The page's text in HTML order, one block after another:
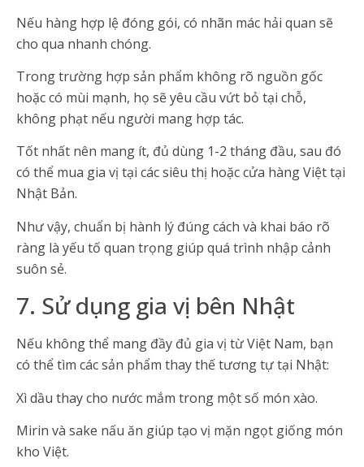
Nếu hàng hợp lệ đóng gói, có nhãn mác hải quan sẽ
cho qua nhanh chóng.
Trong trường hợp sản phẩm không rõ nguồn gốc
hoặc có mùi mạnh, họ sẽ yêu cầu vứt bỏ tại chỗ,
không phạt nếu người mang hợp tác.
Tốt nhất nên mang ít, đủ dùng 1-2 tháng đầu, sau đó
có thể mua gia vị tại các siêu thị hoặc cửa hàng Việt tại
Nhật Bản.
Như vậy, chuẩn bị hành lý đúng cách và khai báo rõ
ràng là yếu tố quan trọng giúp quá trình nhập cảnh
suôn sẻ.
7. Sử dụng gia vị bên Nhật
Nếu không thể mang đầy đủ gia vị từ Việt Nam, bạn
có thể tìm các sản phẩm thay thế tương tự tại Nhật:
Xì dầu thay cho nước mắm trong một số món xào.
Mirin và sake nấu ăn giúp tạo vị mặn ngọt giống món
kho Việt.